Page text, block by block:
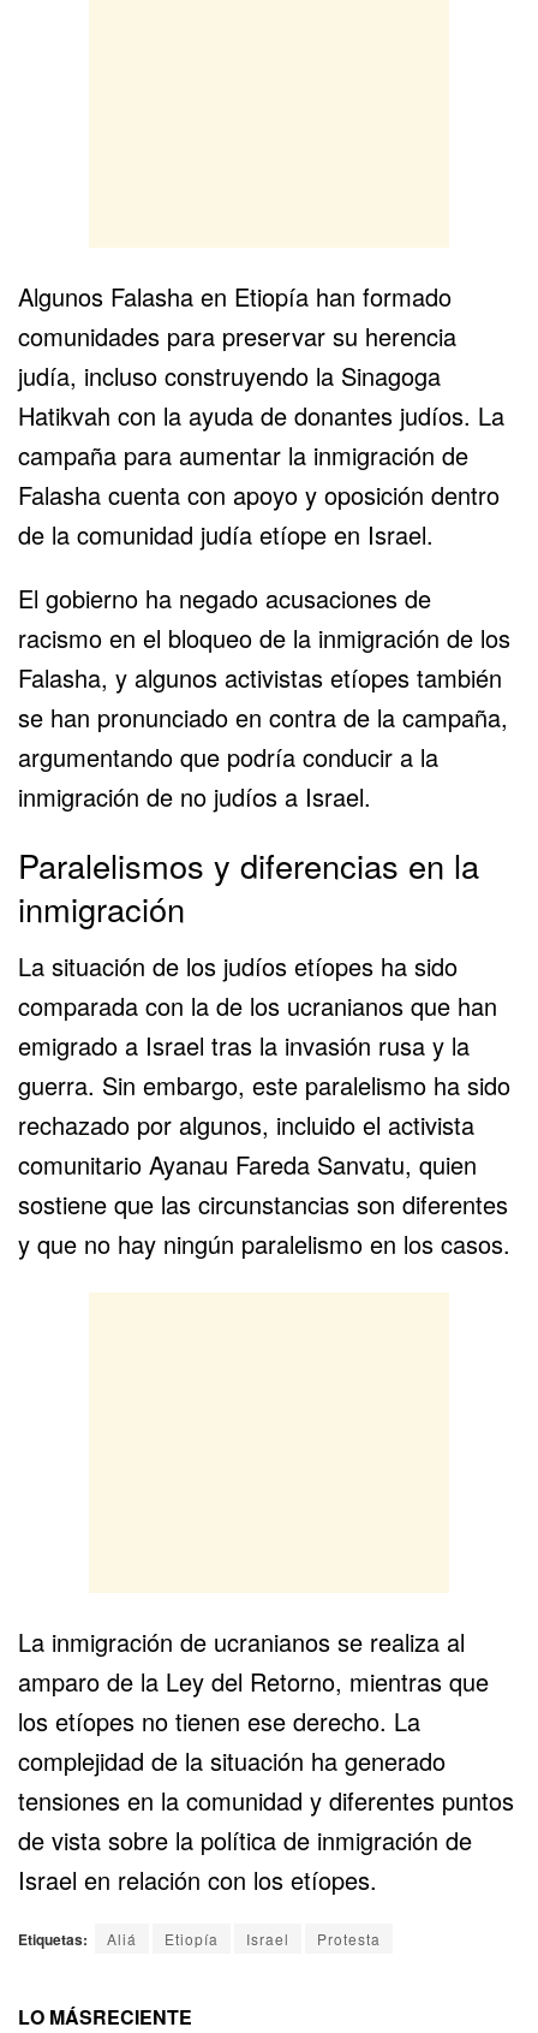
Algunos Falasha en Etiopía han formado
comunidades para preservar su herencia
judía, incluso construyendo la Sinagoga
Hatikvah con la ayuda de donantes judíos. La
campaña para aumentar la inmigración de
Falasha cuenta con apoyo y oposición dentro
de la comunidad judía etíope en Israel.
El gobierno ha negado acusaciones de
racismo en el bloqueo de la inmigración de los
Falasha, y algunos activistas etíopes también
se han pronunciado en contra de la campaña,
argumentando que podría conducir a la
inmigración de no judíos a Israel.
Paralelismos y diferencias en la
inmigración
La situación de los judíos etíopes ha sido
comparada con la de los ucranianos que han
emigrado a Israel tras la invasión rusa y la
guerra. Sin embargo, este paralelismo ha sido
rechazado por algunos, incluido el activista
comunitario Ayanau Fareda Sanvatu, quien
sostiene que las circunstancias son diferentes
y que no hay ningún paralelismo en los casos.
La inmigración de ucranianos se realiza al
amparo de la Ley del Retorno, mientras que
los etíopes no tienen ese derecho. La
complejidad de la situación ha generado
tensiones en la comunidad y diferentes puntos
de vista sobre la política de inmigración de
Israel en relación con los etíopes.
Etiquetas: Aliá Etiopía Israel Protesta
LO MÁSRECIENTE